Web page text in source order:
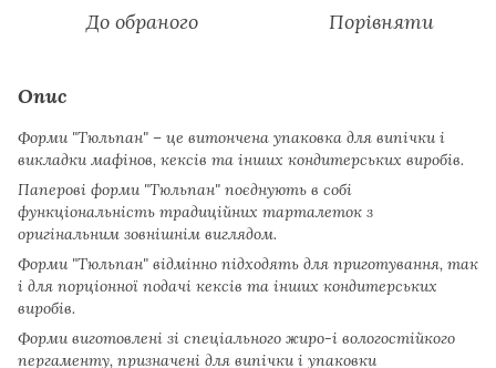
До обраного Порівняти
Опис
Форми "Тюльпан" – це витончена упаковка для випічки і
викладки мафінов, кексів та інших кондитерських виробів.
Паперові форми "Тюльпан" поєднують в собі
функціональність традиційних тарталеток з
оригінальним зовнішнім виглядом.
Форми "Тюльпан" відмінно підходять для приготування, так
і для порціонної подачі кексів та інших кондитерських
виробів.
Форми виготовлені зі спеціального жиро-і вологостійкого
пергаменту, призначені для випічки і упаковки